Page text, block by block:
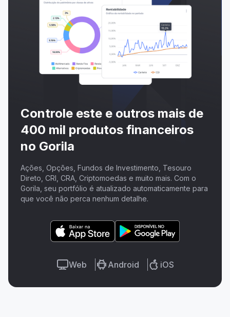
Controle este e outros mais de
400 mil produtos financeiros
no Gorila
Ações, Opções, Fundos de Investimento, Tesouro
Direto, CRI, CRA, Criptomoedas e muito mais. Com o
Gorila, seu portfólio é atualizado automaticamente para
que você não perca nenhum detalhe.
Web Android iOS